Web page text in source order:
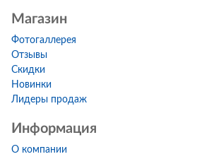
Магазин
Фотогаллерея
Отзывы
Скидки
Новинки
Лидеры продаж
Информация
О компании